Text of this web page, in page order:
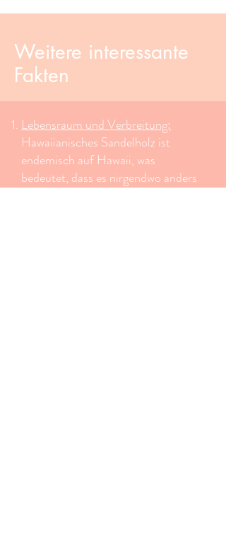
Weitere interessante
Fakten
Lebensraum und Verbreitung:
Hawaiianisches Sandelholz ist
endemisch auf Hawaii, was
bedeutet, dass es nirgendwo anders